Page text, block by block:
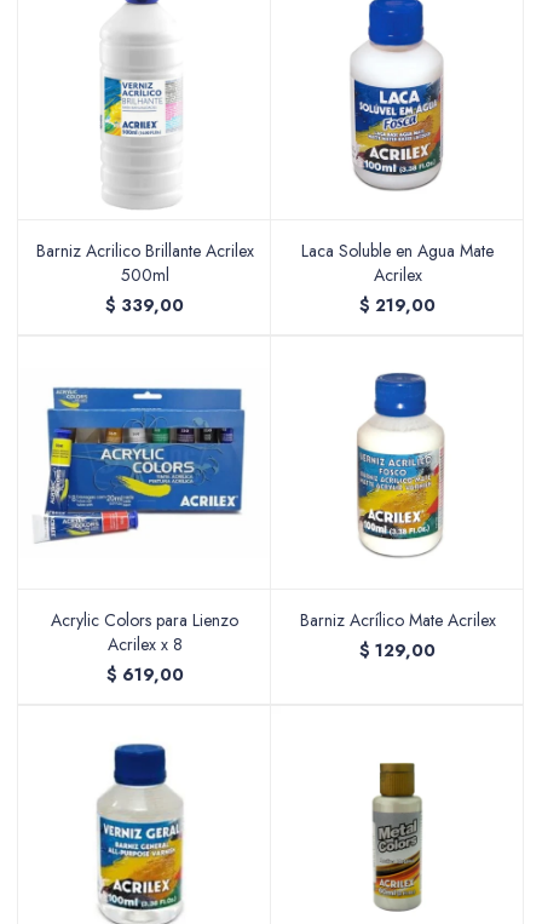
Barniz Acrilico Brillante Acrilex
500ml
$ 339,00
Laca Soluble en Agua Mate
Acrilex
$ 219,00
Acrylic Colors para Lienzo
Acrilex x 8
$ 619,00
Barniz Acrílico Mate Acrilex
$ 129,00